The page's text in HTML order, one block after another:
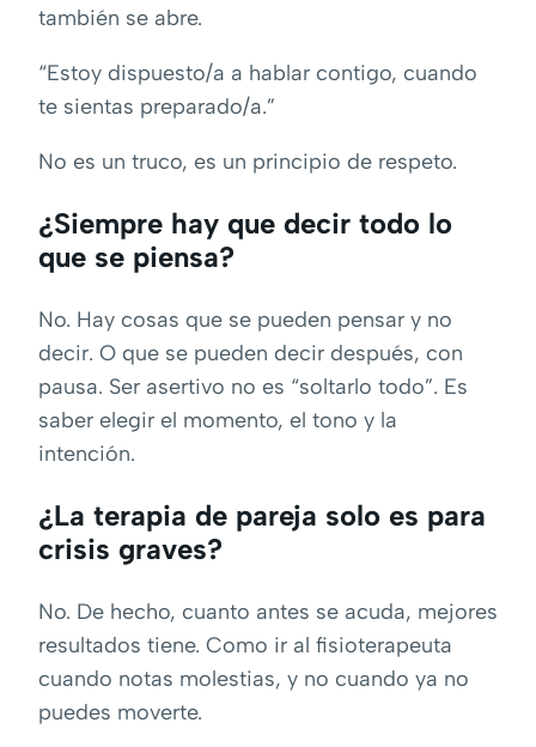
también se abre.
“Estoy dispuesto/a a hablar contigo, cuando
te sientas preparado/a.”
No es un truco, es un principio de respeto.
¿Siempre hay que decir todo lo
que se piensa?
No. Hay cosas que se pueden pensar y no
decir. O que se pueden decir después, con
pausa. Ser asertivo no es “soltarlo todo”. Es
saber elegir el momento, el tono y la
intención.
¿La terapia de pareja solo es para
crisis graves?
No. De hecho, cuanto antes se acuda, mejores
resultados tiene. Como ir al fisioterapeuta
cuando notas molestias, y no cuando ya no
puedes moverte.